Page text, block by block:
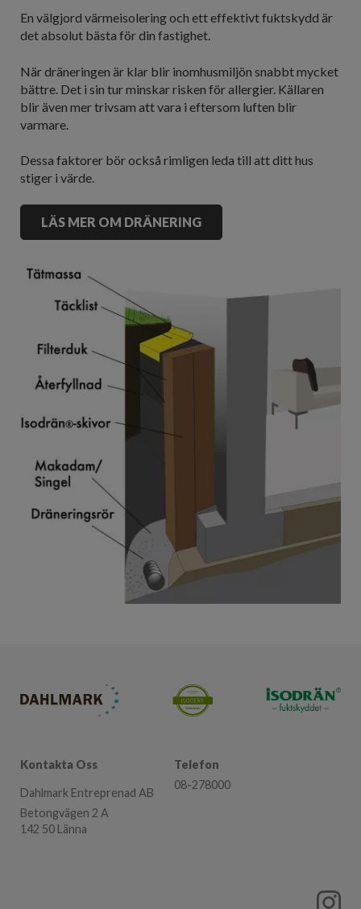
En välgjord värmeisolering och ett effektivt fuktskydd är
det absolut bästa för din fastighet.
När dräneringen är klar blir inomhusmiljön snabbt mycket
bättre. Det i sin tur minskar risken för allergier. Källaren
blir även mer trivsam att vara i eftersom luften blir
varmare.
Dessa faktorer bör också rimligen leda till att ditt hus
stiger i värde.
LÄS MER OM DRÄNERING
Kontakta Oss
Dahlmark Entreprenad AB
Betongvägen 2 A
142 50 Länna
Telefon
08-278000